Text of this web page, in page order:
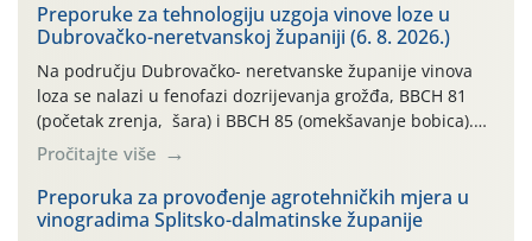
Preporuke za tehnologiju uzgoja vinove loze u
Dubrovačko-neretvanskoj županiji (6. 8. 2026.)
Na području Dubrovačko- neretvanske županije vinova
loza se nalazi u fenofazi dozrijevanja grožđa, BBCH 81
(početak zrenja, šara) i BBCH 85 (omekšavanje bobica).
Vinova loza, ovu godinu, prolazi kroz dugotrajno sušno i
vrlo vruće razdoblje, bez oborina ili vrlo malo , što
otežava normalan razvoj i sintezu kemijskih spojeva kako
bi se dobila vrhunska sirovina. […]
Pročitajte više
Preporuka za provođenje agrotehničkih mjera u
vinogradima Splitsko-dalmatinske županije